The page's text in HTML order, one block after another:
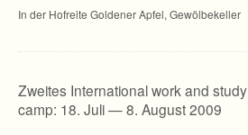
In der Hof­reite Gol­de­ner Apfel, Gewölbekeller
Zweites International work and study
camp: 18. Juli — 8. August 2009